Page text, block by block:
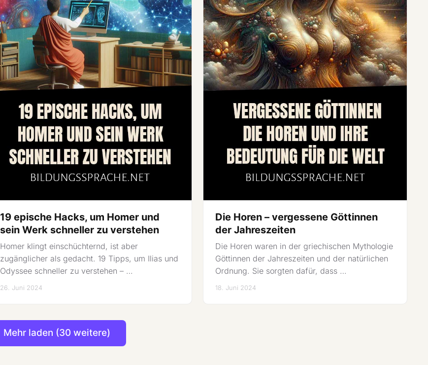
19 epische Hacks, um Homer und
sein Werk schneller zu verstehen
Homer klingt einschüchternd, ist aber
zugänglicher als gedacht. 19 Tipps, um Ilias und
Odyssee schneller zu verstehen – …
26. Juni 2024
Die Horen – vergessene Göttinnen
der Jahreszeiten
Die Horen waren in der griechischen Mythologie
Göttinnen der Jahreszeiten und der natürlichen
Ordnung. Sie sorgten dafür, dass …
18. Juni 2024
Mehr laden (30 weitere)